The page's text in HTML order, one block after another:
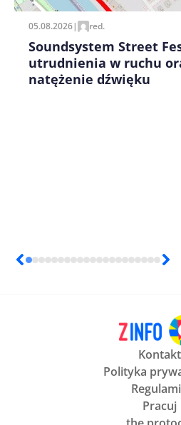
05.08.2026| red.
Soundsystem Street
utrudnienia w ruchu
natężenie dźwięku
Kontakt
Polityka
Pracuj